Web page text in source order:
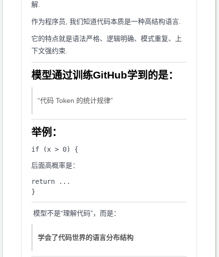
解.
作为程序员, 我们知道代码本质是一种高结构语言.
它的特点就是语法严格、逻辑明确、模式重复、上
下文强约束.
模型通过训练GitHub学到的是：
“代码 Token 的统计规律”
举例：
后面高概率是：
return ...
模型不是“理解代码”，而是：
学会了代码世界的语言分布结构